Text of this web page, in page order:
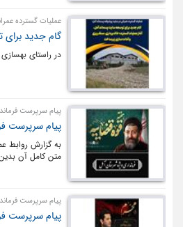
عملیات گسترده
گام جدید
در راستای
پیام سرپرست
پیام سرپرست
به گزارش روابط
متن کامل آن
پیام سرپرست
پیام سرپرست